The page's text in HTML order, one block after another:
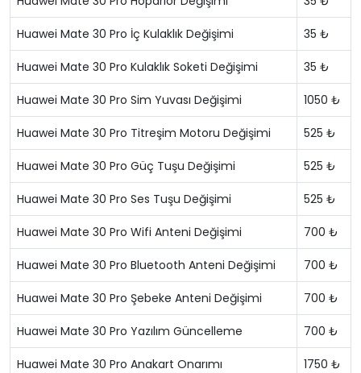
Huawei Mate 30 Pro İç Kulaklık Değişimi 35 ₺
Huawei Mate 30 Pro Kulaklık Soketi Değişimi 35 ₺
Huawei Mate 30 Pro Sim Yuvası Değişimi 1050 ₺
Huawei Mate 30 Pro Titreşim Motoru Değişimi 525 ₺
Huawei Mate 30 Pro Güç Tuşu Değişimi 525 ₺
Huawei Mate 30 Pro Ses Tuşu Değişimi 525 ₺
Huawei Mate 30 Pro Wifi Anteni Değişimi 700 ₺
Huawei Mate 30 Pro Bluetooth Anteni Değişimi 700 ₺
Huawei Mate 30 Pro Şebeke Anteni Değişimi 700 ₺
Huawei Mate 30 Pro Yazılım Güncelleme 700 ₺
Huawei Mate 30 Pro Anakart Onarımı 1750 ₺